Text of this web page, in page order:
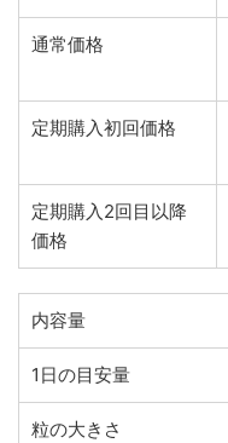
通常価格
定期購入初回価格
定期購入2回目以降
価格
内容量
1日の目安量
粒の大きさ